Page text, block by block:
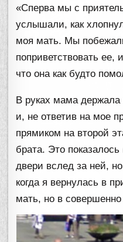
«Сперва мы с
услышали, как
моя мать. Мы
поприветствовать ее,
что она как будто
В руках мама
и, не ответив на мое
прямиком на второй
брата. Это
двери вслед за ней,
когда я вернулась в
мать, но в